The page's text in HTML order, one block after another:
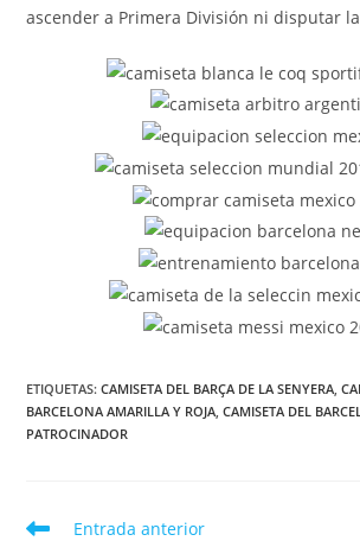
ascender a Primera División ni disputar
ETIQUETAS:CAMISETA DEL BARÇA DE LA SENYERA
BARCELONA AMARILLA Y ROJA CAMISETA DEL
PATROCINADOR
Leer
Entrada anterior